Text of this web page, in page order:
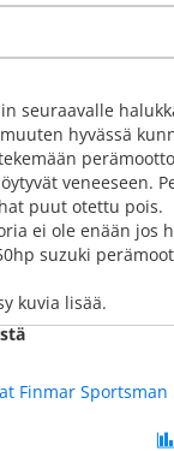
seuraavalle
hyvässä
veneeseen.
puut otettu pois.
ei ole enään jos
suzuki
kuvia lisää.
Finmar